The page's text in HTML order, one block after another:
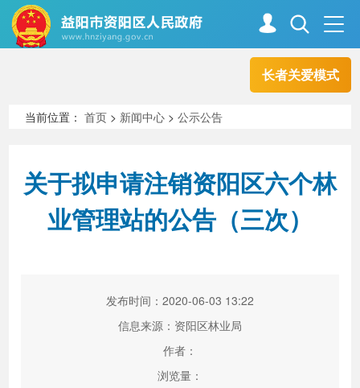
长者关爱模式
走进资阳
新闻中心 解读回应
当前位置：首页 > 新闻中心 >公示公告
关于拟申请注销资阳区六个林
业管理站的公告（三次）
发布时间：2020-06-03 13:22
信息来源：资阳区林业局
作者：
浏览量：